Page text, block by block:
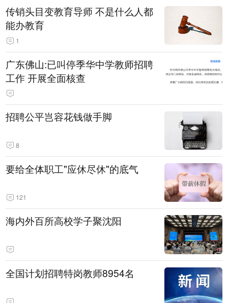
传销头目变教育导师 不是什么人都
能办教育
1
广东佛山:已叫停季华中学教师招聘
工作 开展全面核查
招聘公平岂容花钱做手脚
8
要给全体职工"应休尽休"的底气
121
海内外百所高校学子聚沈阳
全国计划招聘特岗教师8954名